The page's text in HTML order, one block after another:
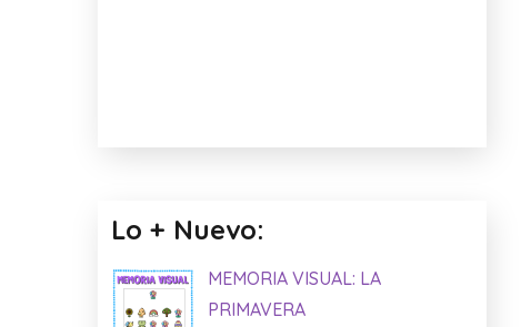
Lo + Nuevo:
MEMORIA VISUAL: LA
PRIMAVERA